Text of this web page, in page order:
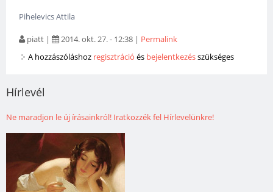
Pihelevics Attila
piatt | 2014. okt. 27. - 12:38 | Permalink
A hozzászóláshoz regisztráció és bejelentkezésszükséges
Hírlevél
Ne maradjon le új írásainkról! Iratkozzék fel Hírlevelünkre!